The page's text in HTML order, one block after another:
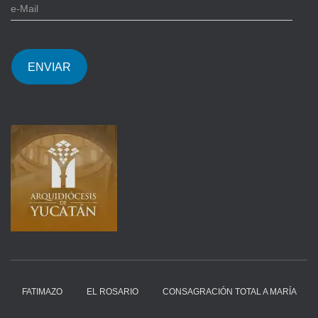
-
i
ENVIAR
FATIMAZO EL ROSARIO CONSAGRACIÓN TOTAL A MARÍA